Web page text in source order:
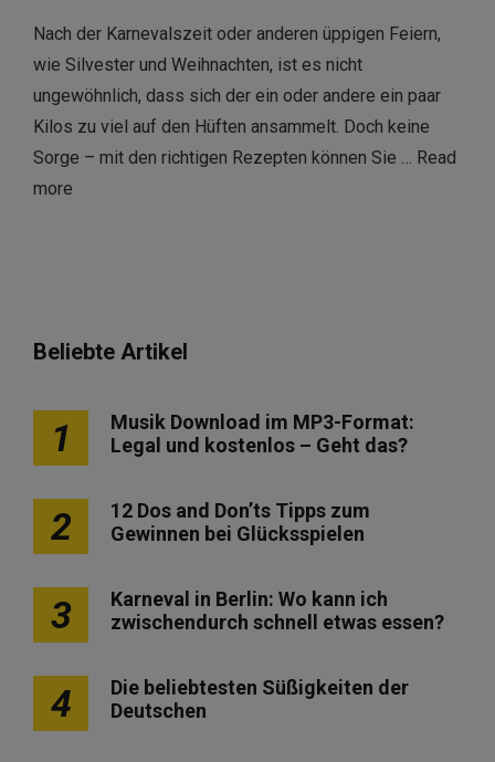
Nach der Karnevalszeit oder anderen üppigen Feiern,
wie Silvester und Weihnachten, ist es nicht
ungewöhnlich, dass sich der ein oder andere ein paar
Kilos zu viel auf den Hüften ansammelt. Doch keine
Sorge – mit den richtigen Rezepten können Sie … Read
more
Beliebte Artikel
1
Musik Download im MP3-Format:
Legal und kostenlos – Geht das?
2
12 Dos and Don’ts Tipps zum
Gewinnen bei Glücksspielen
3
Karneval in Berlin: Wo kann ich
zwischendurch schnell etwas essen?
4
Die beliebtesten Süßigkeiten der
Deutschen